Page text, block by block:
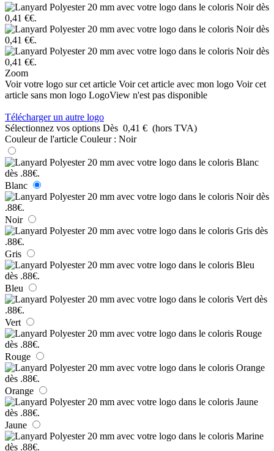
Zoom
Voir votre logo sur cet article Voir cet article avec mon logo Voir cet
article sans mon logo LogoView n'est pas disponible
Télécharger un autre logo
Sélectionnez vos options Dès 0,41 € (hors TVA)
Couleur de l'article Couleur : Noir
Blanc
Noir
Gris
Bleu
Vert
Rouge
Orange
Jaune